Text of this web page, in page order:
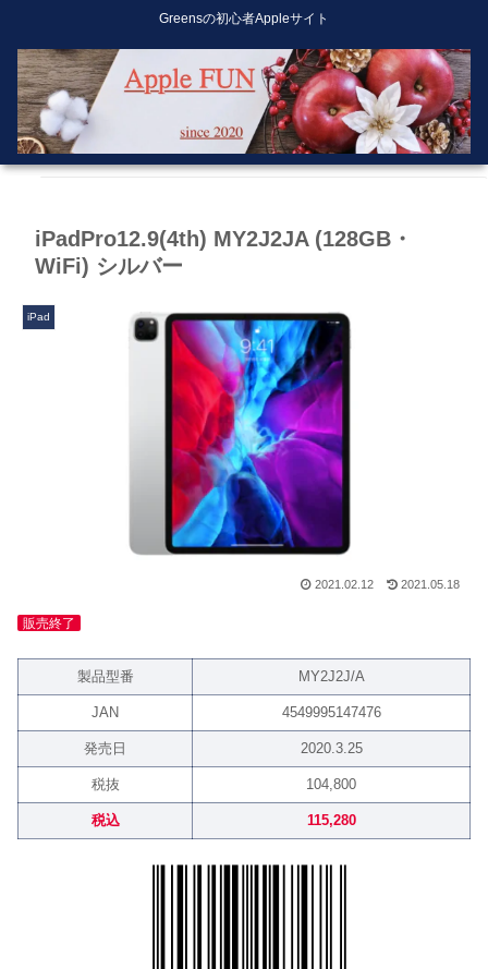
Greensの初心者Appleサイト
iPadPro12.9(4th) MY2J2JA (128GB・
WiFi) シルバー
iPad
2021.02.12 2021.05.18
販売終了
製品型番 MY2J2J/A
JAN 4549995147476
発売日 2020.3.25
税抜 104,800
税込 115,280